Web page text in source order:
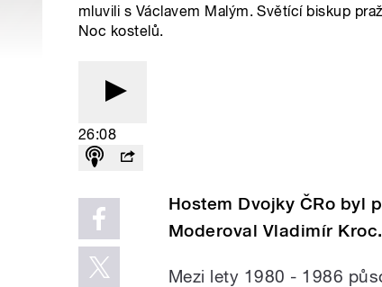
mluvili s Václavem Malým. Světící biskup
Noc kostelů.
26:08
Hostem Dvojky ČRo byl
Moderoval Vladimír Kroc.
Mezi lety 1980 - 1986